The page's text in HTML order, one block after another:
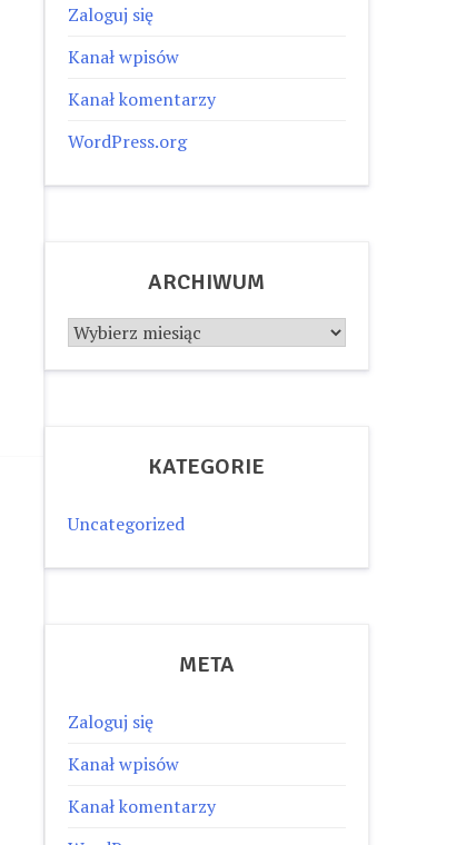
Zaloguj się
Kanał wpisów
Kanał komentarzy
WordPress.org
ARCHIWUM
Archiwum
KATEGORIE
Uncategorized
META
Zaloguj się
Kanał wpisów
Kanał komentarzy